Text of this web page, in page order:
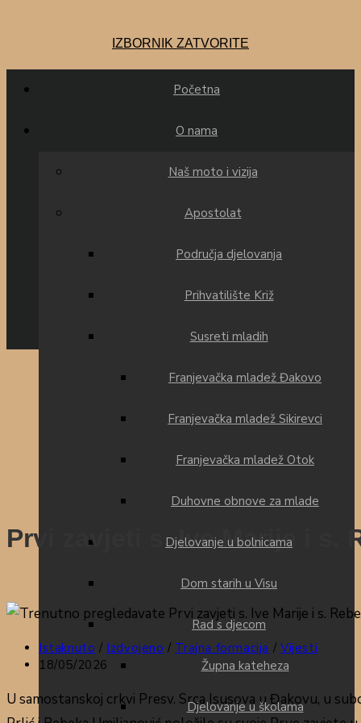
sadržaj
IZBORNIK ZATVORITE
Početna
O nama
Naš moto i vizija
Apostolat
Područja djelovanja
Prihvatilište Križ
Susreti mladih
Franjevačka mladež Đakovo
Franjevačka mladež Sikirevci
Franjevačka mladež Otok
Duhovne obnove za mlade
Djelovanje u bolnicama
Dom starih u Visu
Rad s djecom
Župna kateheza
Djelovanje u školama
Prvi zavjeti s. Ive Marije i s.
Kategorija
objave:
Istaknuto / Izdvojeno / Trajna formacija / Vijesti
Objava
18/05/2026
U samostanskoj crkvi Presv. Srca Isusova u Đakovu, u